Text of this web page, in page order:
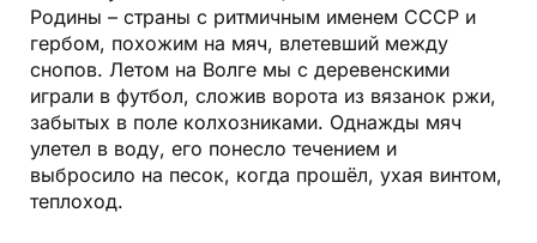
Родины – страны с ритмичным именем СССР и
гербом, похожим на мяч, влетевший между
снопов. Летом на Волге мы с деревенскими
играли в футбол, сложив ворота из вязанок ржи,
забытых в поле колхозниками. Однажды мяч
улетел в воду, его понесло течением и
выбросило на песок, когда прошёл, ухая винтом,
теплоход.